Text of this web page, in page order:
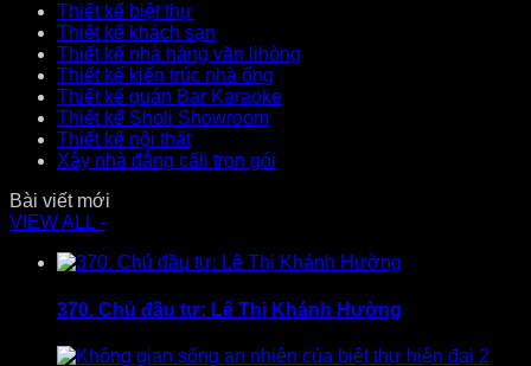
Thiết kế biệt thự
Thiết kế khách sạn
Thiết kế nhà hàng văn lihòng
Thiết kế kiến trúc nhà ống
Thiết kế quán Bar Karaoke
Thiết kế Sholi Showroom
Thiết kế nội thất
Xây nhà đẳng cấli trọn gói
Bài viết mới
VIEW ALL -
370. Chủ đầu tư: Lê Thị Khánh Hường